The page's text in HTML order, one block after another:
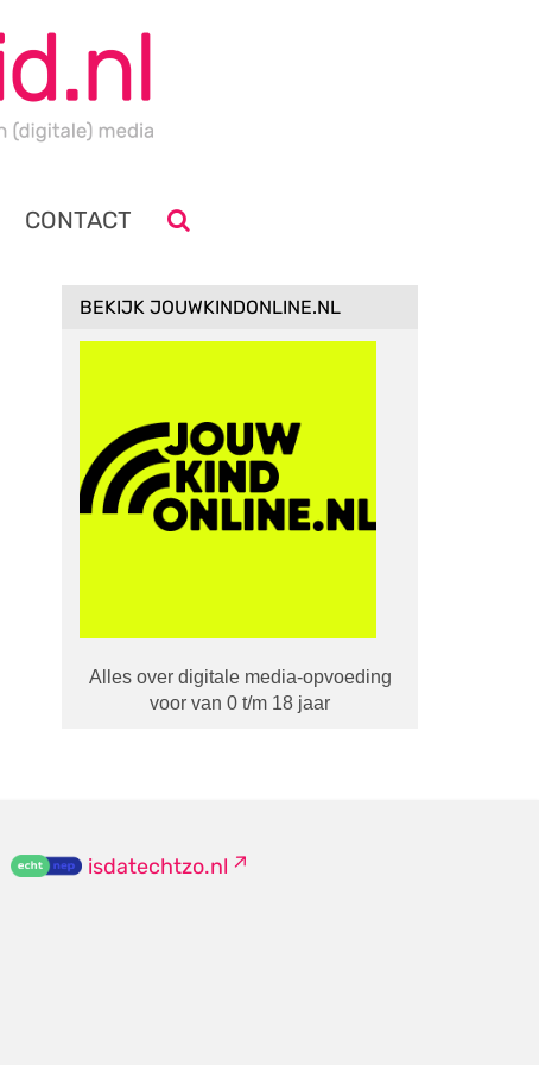
CONTACT
BEKIJK JOUWKINDONLINE.NL
Alles over digitale media-opvoeding
voor van 0 t/m 18 jaar
isdatechtzo.nl